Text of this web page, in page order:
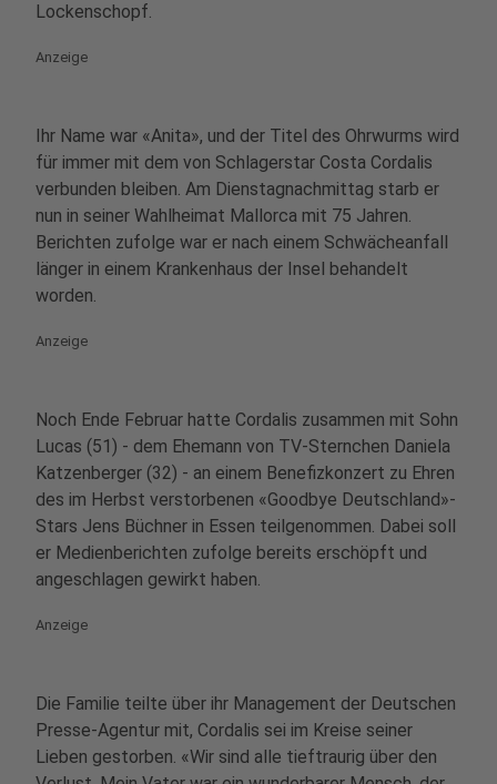
Lockenschopf.
Anzeige
Ihr Name war «Anita», und der Titel des Ohrwurms wird
für immer mit dem von Schlagerstar Costa Cordalis
verbunden bleiben. Am Dienstagnachmittag starb er
nun in seiner Wahlheimat Mallorca mit 75 Jahren.
Berichten zufolge war er nach einem Schwächeanfall
länger in einem Krankenhaus der Insel behandelt
worden.
Anzeige
Noch Ende Februar hatte Cordalis zusammen mit Sohn
Lucas (51) - dem Ehemann von TV-Sternchen Daniela
Katzenberger (32) - an einem Benefizkonzert zu Ehren
des im Herbst verstorbenen «Goodbye Deutschland»-
Stars Jens Büchner in Essen teilgenommen. Dabei soll
er Medienberichten zufolge bereits erschöpft und
angeschlagen gewirkt haben.
Anzeige
Die Familie teilte über ihr Management der Deutschen
Presse-Agentur mit, Cordalis sei im Kreise seiner
Lieben gestorben. «Wir sind alle tieftraurig über den